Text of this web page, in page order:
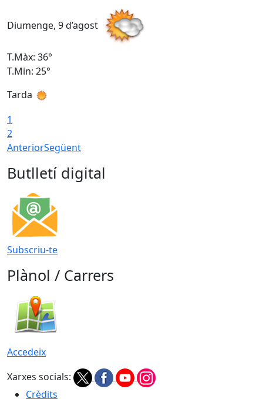
Diumenge, 9 d’agost
T.Màx: 36°
T.Min: 25°
Tarda
1
2
AnteriorSegüent
Butlletí digital
Subscriu-te
Plànol / Carrers
Accedeix
Xarxes socials:
Crèdits